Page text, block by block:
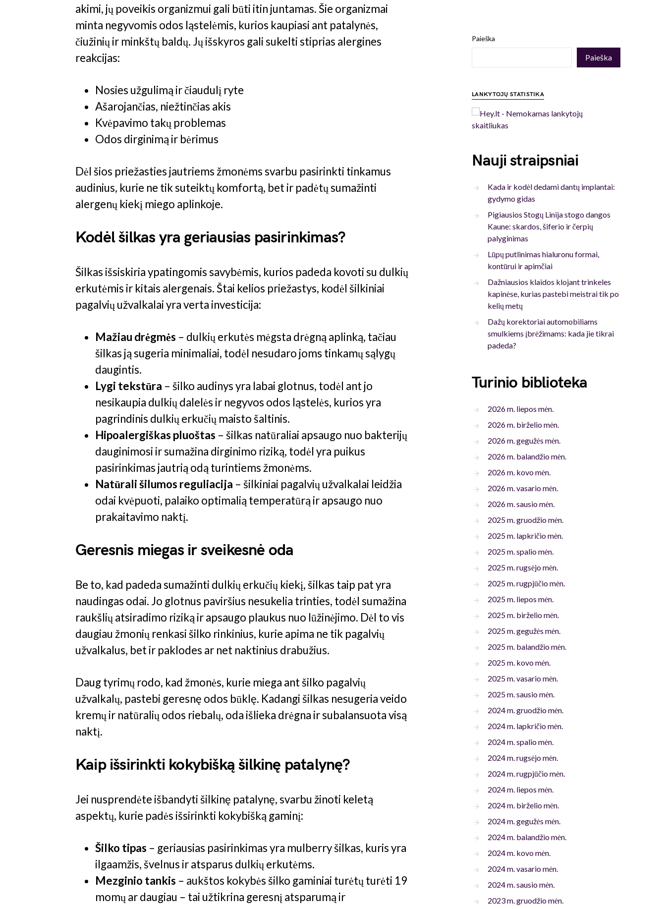
akimi, jų poveikis organizmui gali būti itin juntamas. Šie organizmai
minta negyvomis odos ląstelėmis, kurios kaupiasi ant patalynės,
čiužinių ir minkštų baldų. Jų išskyros gali sukelti stiprias alergines
reakcijas:
Nosies užgulimą ir čiaudulį ryte
Ašarojančias, niežtinčias akis
Kvėpavimo takų problemas
Odos dirginimą ir bėrimus
Dėl šios priežasties jautriems žmonėms svarbu pasirinkti tinkamus
audinius, kurie ne tik suteiktų komfortą, bet ir padėtų sumažinti
alergenų kiekį miego aplinkoje.
Kodėl šilkas yra geriausias pasirinkimas?
Šilkas išsiskiria ypatingomis savybėmis, kurios padeda kovoti su dulkių
erkutėmis ir kitais alergenais. Štai kelios priežastys, kodėl šilkiniai
pagalvių užvalkalai yra verta investicija:
Mažiau drėgmės – dulkių erkutės mėgsta drėgną aplinką, tačiau
šilkas ją sugeria minimaliai, todėl nesudaro joms tinkamų sąlygų
daugintis.
Lygi tekstūra – šilko audinys yra labai glotnus, todėl ant jo
nesikaupia dulkių dalelės ir negyvos odos ląstelės, kurios yra
pagrindinis dulkių erkučių maisto šaltinis.
Hipoalergiškas pluoštas – šilkas natūraliai apsaugo nuo bakterijų
dauginimosi ir sumažina dirginimo riziką, todėl yra puikus
pasirinkimas jautrią odą turintiems žmonėms.
Natūrali šilumos reguliacija – šilkiniai pagalvių užvalkalai leidžia
odai kvėpuoti, palaiko optimalią temperatūrą ir apsaugo nuo
prakaitavimo naktį.
Geresnis miegas ir sveikesnė oda
Be to, kad padeda sumažinti dulkių erkučių kiekį, šilkas taip pat yra
naudingas odai. Jo glotnus paviršius nesukelia trinties, todėl sumažina
raukšlių atsiradimo riziką ir apsaugo plaukus nuo lūžinėjimo. Dėl to vis
daugiau žmonių renkasi šilko rinkinius, kurie apima ne tik pagalvių
užvalkalus, bet ir paklodes ar net naktinius drabužius.
Daug tyrimų rodo, kad žmonės, kurie miega ant šilko pagalvių
užvalkalų, pastebi geresnę odos būklę. Kadangi šilkas nesugeria veido
kremų ir natūralių odos riebalų, oda išlieka drėgna ir subalansuota visą
naktį.
Kaip išsirinkti kokybišką šilkinę patalynę?
Jei nusprendėte išbandyti šilkinę patalynę, svarbu žinoti keletą
aspektų, kurie padės išsirinkti kokybišką gaminį:
Šilko tipas – geriausias pasirinkimas yra mulberry šilkas, kuris yra
ilgaamžis, švelnus ir atsparus dulkių erkutėms.
Mezginio tankis – aukštos kokybės šilko gaminiai turėtų turėti 19
momų ar daugiau – tai užtikrina geresnį atsparumą ir
Paieška
Paieška
LANKYTOJŲ STATISTIKA
Nauji straipsniai
Kada ir kodėl dedami dantų implantai:
gydymo gidas
Pigiausios Stogų Linija stogo dangos
Kaune: skardos, šiferio ir čerpių
palyginimas
Lūpų putlinimas hialuronu formai,
kontūrui ir apimčiai
Dažniausios klaidos klojant trinkeles
kapinėse, kurias pastebi meistrai tik po
kelių metų
Dažų korektoriai automobiliams
smulkiems įbrėžimams: kada jie tikrai
padeda?
Turinio biblioteka
2026 m. liepos mėn.
2026 m. birželio mėn.
2026 m. gegužės mėn.
2026 m. balandžio mėn.
2026 m. kovo mėn.
2026 m. vasario mėn.
2026 m. sausio mėn.
2025 m. gruodžio mėn.
2025 m. lapkričio mėn.
2025 m. spalio mėn.
2025 m. rugsėjo mėn.
2025 m. rugpjūčio mėn.
2025 m. liepos mėn.
2025 m. birželio mėn.
2025 m. gegužės mėn.
2025 m. balandžio mėn.
2025 m. kovo mėn.
2025 m. vasario mėn.
2025 m. sausio mėn.
2024 m. gruodžio mėn.
2024 m. lapkričio mėn.
2024 m. spalio mėn.
2024 m. rugsėjo mėn.
2024 m. rugpjūčio mėn.
2024 m. liepos mėn.
2024 m. birželio mėn.
2024 m. gegužės mėn.
2024 m. balandžio mėn.
2024 m. kovo mėn.
2024 m. vasario mėn.
2024 m. sausio mėn.
2023 m. gruodžio mėn.